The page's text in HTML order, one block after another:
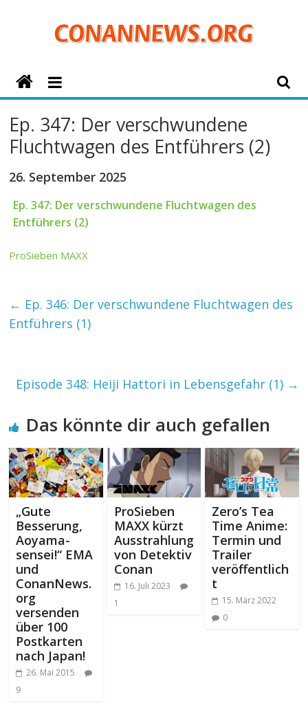
ConanNews.org
Conan
News
Ep. 347: Der verschwundene
Fluchtwagen des Entführers (2)
26. September 2025
Ep. 347: Der verschwundene Fluchtwagen des
Entführers (2)
ProSieben MAXX
← Ep. 346: Der verschwundene Fluchtwagen des
Entführers (1)
Episode 348: Heiji Hattori in Lebensgefahr (1) →
Das könnte dir auch gefallen
„Gute
Besserung,
Aoyama-
sensei!“ EMA
und
ConanNews.
org
versenden
über 100
Postkarten
nach Japan!
26. Mai 2015
9
ProSieben
MAXX kürzt
Ausstrahlung
von Detektiv
Conan
16. Juli 2023
1
Zero’s Tea
Time Anime:
Termin und
Trailer
veröffentlich
t
15. März 2022
0